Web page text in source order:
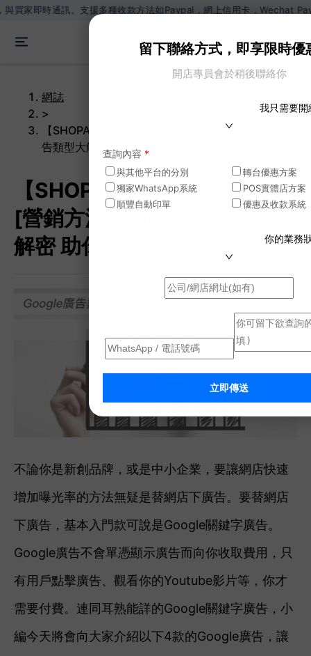
支援多種收款方法如Paypal，網上信用卡，Wechat Pay，Alipay，銀行
ZH
留下聯絡方式，即享限時優
開店專員會於稍後聯絡你
我只需要開
查詢內容 *
與其他平台的分別
轉台優惠方案
獨家WhatsApp系統
POS實體店方案
順豐自動印單
優惠及收款系統
你的業務
立即傳送
網誌
>
【SHOPAGE電商教室2026】[營銷方法] Google廣
告類型大解密 助你輕鬆行銷網店
【SHOPAGE電商教室2026】
[營銷方法] Google廣告類型大
解密 助你輕鬆行銷網店
不論你是新創品牌，或是中小企業，要讓網店快速
增加曝光率的方法無疑是替網店下廣告。要替網店
下廣告，基本入門款可說是Google關鍵字廣告。
Google廣告不會單憑顯示廣告而向你收取費用，只
有用戶點擊廣告、觀看你的Youtube影片等，你才
需要付費。 連同耳熟能詳的Google關鍵字廣告，小
編今天將會向大家介紹以下4款的Google廣告，讓